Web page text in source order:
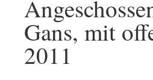
Gans, mit
2011